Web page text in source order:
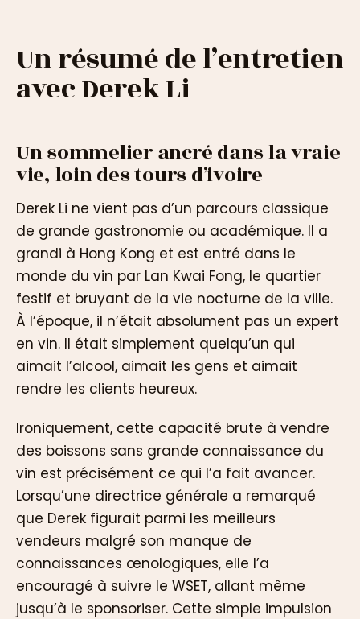
Un résumé de l’entretien
avec Derek Li
Un sommelier ancré dans la vraie
vie, loin des tours d’ivoire
Derek Li ne vient pas d’un parcours classique
de grande gastronomie ou académique. Il a
grandi à Hong Kong et est entré dans le
monde du vin par Lan Kwai Fong, le quartier
festif et bruyant de la vie nocturne de la ville.
À l’époque, il n’était absolument pas un expert
en vin. Il était simplement quelqu’un qui
aimait l’alcool, aimait les gens et aimait
rendre les clients heureux.
Ironiquement, cette capacité brute à vendre
des boissons sans grande connaissance du
vin est précisément ce qui l’a fait avancer.
Lorsqu’une directrice générale a remarqué
que Derek figurait parmi les meilleurs
vendeurs malgré son manque de
connaissances œnologiques, elle l’a
encouragé à suivre le WSET, allant même
jusqu’à le sponsoriser. Cette simple impulsion